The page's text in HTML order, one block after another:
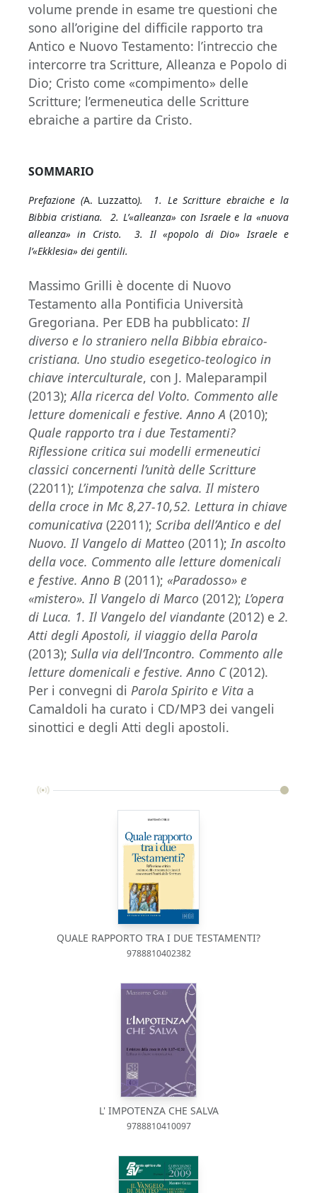
volume prende in esame tre questioni che
sono all’origine del difficile rapporto tra
Antico e Nuovo Testamento: l’intreccio che
intercorre tra Scritture, Alleanza e Popolo di
Dio; Cristo come «compimento» delle
Scritture; l’ermeneutica delle Scritture
ebraiche a partire da Cristo.
SOMMARIO
Prefazione (A. Luzzatto). 1. Le Scritture ebraiche e la
Bibbia cristiana. 2. L’«alleanza» con Israele e la «nuova
alleanza» in Cristo. 3. Il «popolo di Dio» Israele e
l’«Ekklesia» dei gentili.
Massimo Grilli è docente di Nuovo
Testamento alla Pontificia Università
Gregoriana. Per EDB ha pubblicato:Il
diverso e lo straniero nella Bibbia ebraico-
cristiana. Uno studio esegetico-teologico in
chiave interculturale, con J. Maleparampil
(2013);Alla ricerca del Volto. Commento alle
letture domenicali e festive. Anno A (2010);
Quale rapporto tra i due Testamenti?
Riflessione critica sui modelli ermeneutici
classici concernenti l’unità delle Scritture
(22011); L’impotenza che salva. Il mistero
della croce in Mc 8,27-10,52. Lettura in chiave
comunicativa (22011); Scriba dell’Antico e del
Nuovo. Il Vangelo di Matteo (2011);In ascolto
della voce. Commento alle letture domenicali
e festive. Anno B (2011); «Paradosso» e
«mistero». Il Vangelo di Marco (2012); L’opera
di Luca. 1. Il Vangelo del viandante (2012) e 2.
Atti degli Apostoli, il viaggio della Parola
(2013); Sulla via dell’Incontro. Commento alle
letture domenicali e festive. Anno C(2012).
Per i convegni di Parola Spirito e Vita a
Camaldoli ha curato i CD/MP3 dei vangeli
sinottici e degli Atti degli apostoli.
QUALE RAPPORTO TRA I DUE TESTAMENTI?
9788810402382
L' IMPOTENZA CHE SALVA
9788810410097